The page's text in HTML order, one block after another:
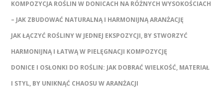
KOMPOZYCJA ROŚLIN W DONICACH NA RÓŻNYCH WYSOKOŚCIACH
– JAK ZBUDOWAĆ NATURALNĄ I HARMONIJNĄ ARANŻACJĘ
JAK ŁĄCZYĆ ROŚLINY W JEDNEJ EKSPOZYCJI, BY STWORZYĆ
HARMONIJNĄ I ŁATWĄ W PIELĘGNACJI KOMPOZYCJĘ
DONICE I OSŁONKI DO ROŚLIN: JAK DOBRAĆ WIELKOŚĆ, MATERIAŁ
I STYL, BY UNIKNĄĆ CHAOSU W ARANŻACJI